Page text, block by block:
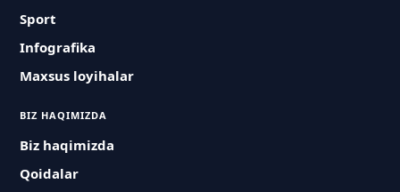
Sport
Infografika
Maxsus loyihalar
BIZ HAQIMIZDA
Biz haqimizda
Qoidalar